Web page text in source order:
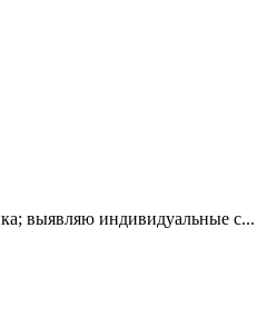
выявляю индивидуальные с...